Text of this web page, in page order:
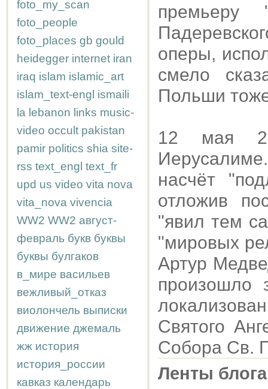
foto_my_scan
foto_people
foto_places gb gould
heidegger internet iran
iraq islam islamic_art
islam_text-engl ismaili
la lebanon links music-
video occult pakistan
pamir politics shia site-
rss text_engl text_fr
upd us video vita nova
vita_nova vivencia
WW2 WW2 август-
февраль букв буквы
буквы булгаков
в_мире васильев
вежливый_отказ
виолончель выписки
движение джемаль
жж история
история_россии
кавказ календарь
премьеру
оперы,
смело
Польши
12 мая
насчёт
отложив
"явил тем
"мировых
Артур
произошло
Святого
Собора Св.
Ленты